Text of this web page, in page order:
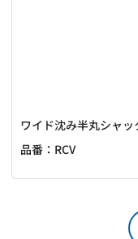
ワイド沈み半丸シャッ
品番：RCV